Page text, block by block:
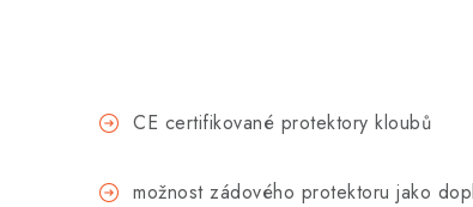
CE certifikované protektory kloubů
možnost zádového protektoru jako